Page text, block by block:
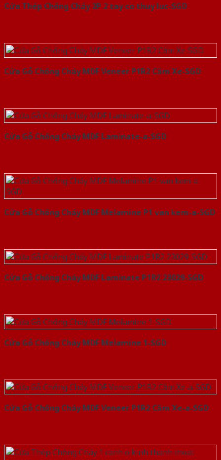
Cửa Thép Chống Cháy 2P 2 tay co thuy luc-SGD
Cửa Gỗ Chống Cháy MDF Veneer P1R2 Căm Xe-SGD
Cửa Gỗ Chống Cháy MDF Laminate-a-SGD
Cửa Gỗ Chống Cháy MDF Melamine P1 van kem-a-SGD
Cửa Gỗ Chống Cháy MDF Laminate P1R2 23029-SGD
Cửa Gỗ Chống Cháy MDF Melamine 1-SGD
Cửa Gỗ Chống Cháy MDF Veneer P1R2 Căm Xe-a-SGD